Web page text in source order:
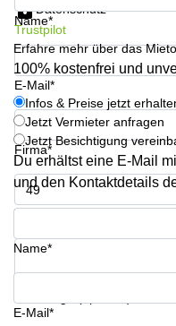
Büro
mieten
Dortmund
Tagungsraum
München
Büro
Mannheim
mieten
Büro
mieten
Meetingraum
Köln
726 Köln
Hohenstaufenring
62 Köln
Erna-
Scheffler-
Str. 1A
Köln
Hohenzollernring
57 Koln
Erhard-
Straße 18
Hamburg
Name*
E-Mail*
Firma*
Telefon*
Datenschutz
Trustpilot
Erfahre mehr über das
100% kostenfrei und
Infos & Preise jetzt
Jetzt Vermieter anfragen
Jetzt Besichtigung
Du erhältst eine E-Mail
und den Kontaktdetails
Name*
E-Mail*